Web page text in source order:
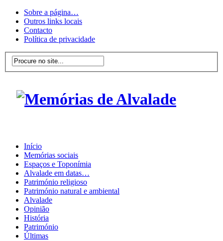
Sobre a página…
Outros links locais
Contacto
Política de privacidade
Início
Memórias sociais
Espaços e Toponímia
Alvalade em datas…
Património religioso
Património natural e ambiental
Alvalade
Opinião
História
Património
Últimas